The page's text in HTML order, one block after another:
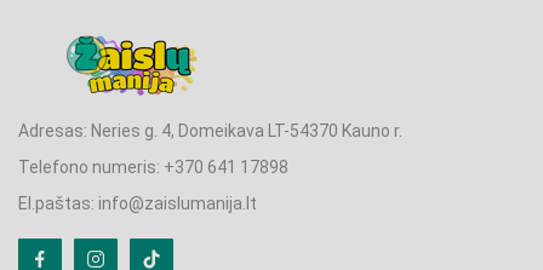
Adresas: Neries g. 4, Domeikava LT-54370 Kauno r.
Telefono numeris: +370 641 17898
El.paštas: info@zaislumanija.lt